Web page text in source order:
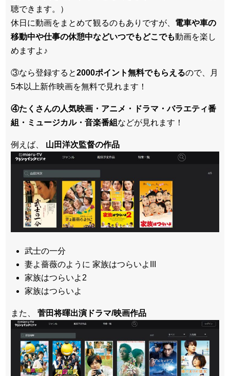
聴できます。）
休日に動画をまとめて観るのもありですが、 電車や車の
移動中や仕事の休憩中などいつでもどこでも動画を楽し
めますよ♪
③なら登録すると2000ポイント無料でもらえるので、月
5本以上新作映画を無料で見れます！
④たくさんの人気映画・アニメ・ドラマ・バラエティ番
組・ミュージカル・音楽番組 などが見れます！
例えば、 山田洋次監督の作品
武士の一分
妻よ薔薇のように 家族はつらいよIII
家族はつらいよ2
家族はつらいよ
また、 菅田将暉出演ドラマ/映画作品